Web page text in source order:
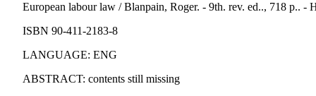
European labour law / Blanpain, Roger. - 9th. rev. ed.., 718 p.. -
ISBN 90-411-2183-8
LANGUAGE: ENG
ABSTRACT: contents still missing